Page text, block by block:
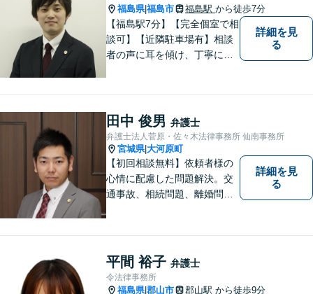
福島県|福島市 福島駅 から徒歩7分
【福島駅7分】【完全個室で相
談可】【近隣駐車場有】相談
者の声に耳を傾け、丁寧にわ
った」と思っていただけるよ
うに全力を尽くしていきま
す。
詳細を見
る
田中 俊男 弁護士
弁護士法人菅原・佐々木法律事務所 仙南事務所
宮城県|大河原町
【初回相談無料】依頼者様の
心情に配慮した問題解決。交
通事故、相続問題、離婚問題
籍。お困りの方はお気軽にご
相談ください。【大河原フォ
ルテ内】
詳細を見
る
平間 裕子 弁護士
令法律事務所
福島県|郡山市 郡山駅 から徒歩9分